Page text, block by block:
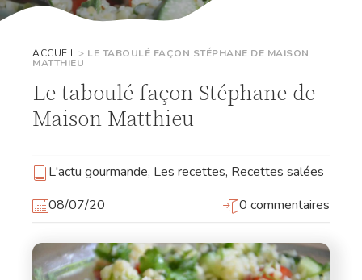
ACCUEIL> LE TABOULÉ FAÇON STÉPHANE DE MAISON
MATTHIEU
Le taboulé façon Stéphane de
Maison Matthieu
L'actu gourmande, Les recettes, Recettes salées
08/07/20
0 commentaires